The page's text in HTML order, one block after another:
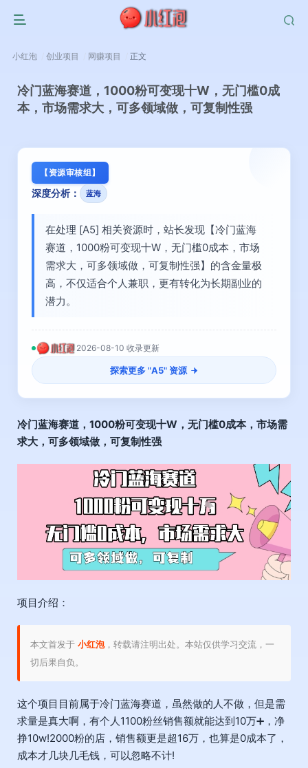
小红泡 创业项目 网赚项目 正文
冷门蓝海赛道，1000粉可变现十W，无门槛0成
本，市场需求大，可多领域做，可复制性强
【资源审核组】
深度分析： 蓝海
在处理 [A5] 相关资源时，站长发现【冷门蓝海
赛道，1000粉可变现十W，无门槛0成本，市场
需求大，可多领域做，可复制性强】的含金量极
高，不仅适合个人兼职，更有转化为长期副业的
潜力。
2026-08-10 收录更新
探索更多 "A5" 资源
冷门蓝海赛道 ，1000粉可变现十W，无门槛0成本，市场需
求大，可多领域做，可复制性强
项目介绍：
本文首发于 小红泡，转载请注明出处。本站仅供学习交流，一
切后果自负。
这个项目目前属于冷门蓝海赛道 ，虽然做的人不做，但是需
求量是真大啊，有个人1100粉丝销售额就能达到10万➕，净
挣10w!2000粉的店，销售额更是超16万，也算是0成本了，
成本才几块几毛钱，可以忽略不计!